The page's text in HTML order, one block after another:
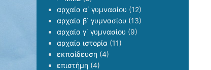
αρχαία α΄ γυμνασίου (12)
αρχαία β΄ γυμνασίου (13)
αρχαία γ΄ γυμνασίου (9)
αρχαία ιστορία (11)
εκπαίδευση (4)
επιστήμη (4)